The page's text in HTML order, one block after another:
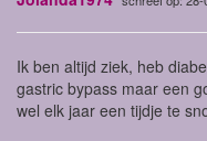
Ik ben altijd ziek, heb
gastric bypass maar een
wel elk jaar een tijdje te